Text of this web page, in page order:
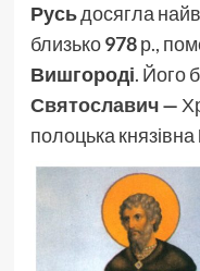
Русьдосягла
близько978р.,
Вишгороді. Його
Святославич—
полоцька князівна